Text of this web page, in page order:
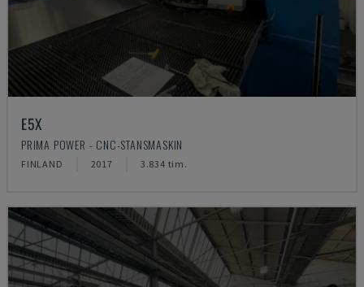
E5X
PRIMA POWER - CNC-STANSMASKIN
FINLAND 2017 3.834 tim.